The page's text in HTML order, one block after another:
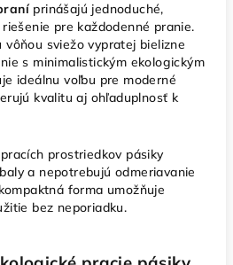
prinášajú jednoduché,
pre každodenné pranie.
sviežo vypratej bielizne
s minimalistickým ekologickým
ideálnu voľbu pre moderné
kvalitu aj ohľaduplnosť k
prostriedkov pásiky
a nepotrebujú odmeriavanie
forma umožňuje
bez neporiadku.